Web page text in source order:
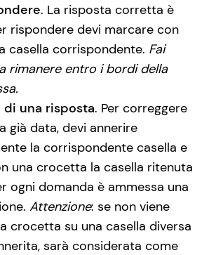
. La risposta corretta è
rispondere devi marcare con
casella corrispondente. Fai
rimanere entro i bordi della
di una risposta. Per correggere
già data, devi annerire
la corrispondente casella e
una crocetta la casella ritenuta
ogni domanda è ammessa una
Attenzione: se non viene
crocetta su una casella diversa
sarà considerata come